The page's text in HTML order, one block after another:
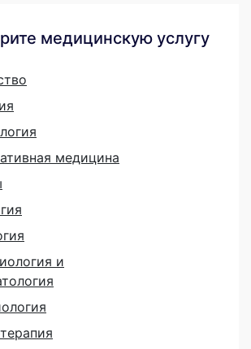
медицинскую услугу
медицина
и